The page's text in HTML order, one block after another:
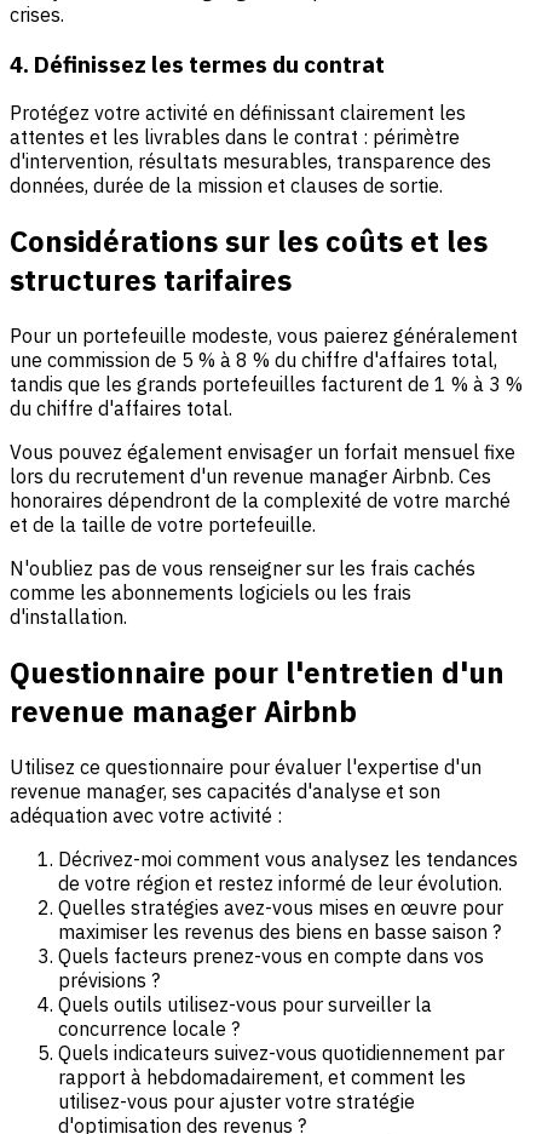
crises.
4. Définissez les termes du contrat
Protégez votre activité en définissant clairement les
attentes et les livrables dans le contrat : périmètre
d'intervention, résultats mesurables, transparence des
données, durée de la mission et clauses de sortie.
Considérations sur les coûts et les
structures tarifaires
Pour un portefeuille modeste, vous paierez généralement
une commission de 5 % à 8 % du chiffre d'affaires total,
tandis que les grands portefeuilles facturent de 1 % à 3 %
du chiffre d'affaires total.
Vous pouvez également envisager un forfait mensuel fixe
lors du recrutement d'un revenue manager Airbnb. Ces
honoraires dépendront de la complexité de votre marché
et de la taille de votre portefeuille.
N'oubliez pas de vous renseigner sur les frais cachés
comme les abonnements logiciels ou les frais
d'installation.
Questionnaire pour l'entretien d'un
revenue manager Airbnb
Utilisez ce questionnaire pour évaluer l'expertise d'un
revenue manager, ses capacités d'analyse et son
adéquation avec votre activité :
Décrivez-moi comment vous analysez les tendances
de votre région et restez informé de leur évolution.
Quelles stratégies avez-vous mises en œuvre pour
maximiser les revenus des biens en basse saison ?
Quels facteurs prenez-vous en compte dans vos
prévisions ?
Quels outils utilisez-vous pour surveiller la
concurrence locale ?
Quels indicateurs suivez-vous quotidiennement par
rapport à hebdomadairement, et comment les
utilisez-vous pour ajuster votre stratégie
d'optimisation des revenus ?